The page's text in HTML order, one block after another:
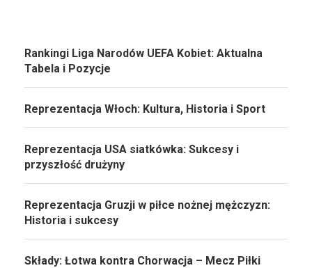
Rankingi Liga Narodów UEFA Kobiet: Aktualna
Tabela i Pozycje
Reprezentacja Włoch: Kultura, Historia i Sport
Reprezentacja USA siatkówka: Sukcesy i
przyszłość drużyny
Reprezentacja Gruzji w piłce nożnej mężczyzn:
Historia i sukcesy
Składy: Łotwa kontra Chorwacja – Mecz Piłki